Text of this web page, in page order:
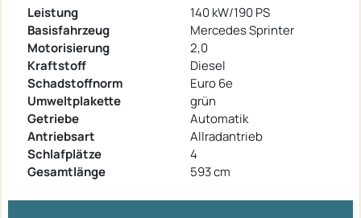
Leistung
140 kW/190 PS
Basisfahrzeug
Mercedes Sprinter
Motorisierung
2,0
Kraftstoff
Diesel
Schadstoffnorm
Euro 6e
Umweltplakette
grün
Getriebe
Automatik
Antriebsart
Allradantrieb
Schlafplätze
4
Gesamtlänge
593 cm